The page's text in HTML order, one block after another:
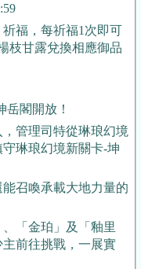
福，每祈福1次即可
枝甘露兌換相應御品
岳閣開放！
管理司特從琳琅幻境
琳琅幻境新關卡-坤
召喚承載大地力量的
「金珀」及「釉里
前往挑戰，一展實